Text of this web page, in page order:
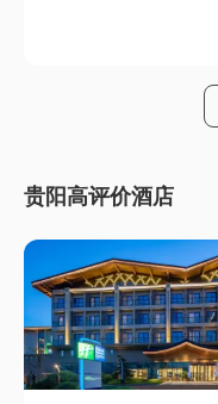
贵阳高评价酒店